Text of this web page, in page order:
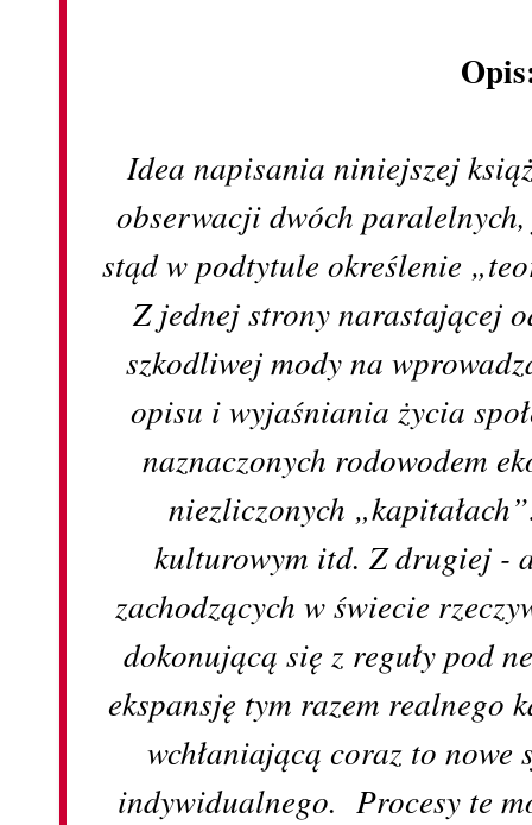
Idea napisania niniejszej
obserwacji dwóch
stąd w podtytule określenie
Z jednej strony narastającej
szkodliwej mody na
opisu i wyjaśniania życia
naznaczonych rodowodem
niezliczonych
kulturowym itd. Z drugiej -
zachodzących w świecie
dokonującą się z reguły pod
ekspansję tym razem realnego
wchłaniającą coraz to nowe
indywidualnego. Procesy te